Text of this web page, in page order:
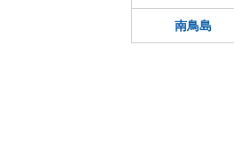
南鳥島